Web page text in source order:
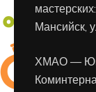
Мансийск,
ХМАО —